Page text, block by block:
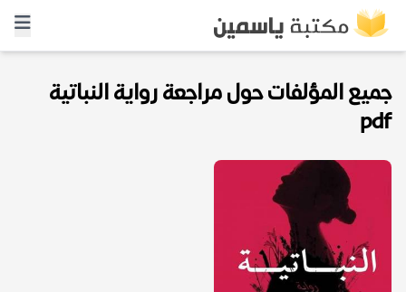
جميع المؤلفات حول مراجعة رواية النباتية
pdf